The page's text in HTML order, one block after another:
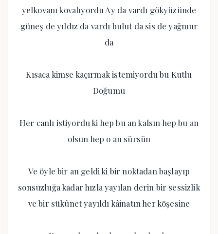
yelkovanı kovalıyordu Ay da vardı gökyüzünde
güneş de yıldız da vardı bulut da sis de yağmur
da
Kısaca kimse kaçırmak istemiyordu bu Kutlu
Doğumu
Her canlı istiyordu ki hep bu an kalsın hep bu an
olsun hep o an sürsün
Ve öyle bir an geldi ki bir noktadan başlayıp
sonsuzluğa kadar hızla yayılan derin bir sessizlik
ve bir sükûnet yayıldı kâinatın her köşesine